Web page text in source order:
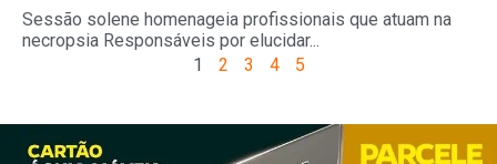
Sessão solene homenageia profissionais que atuam na
necropsia Responsáveis por elucidar...
1
2 3 4 5